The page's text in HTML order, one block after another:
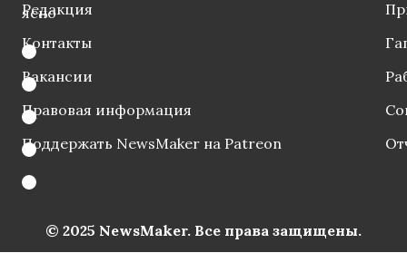
ясно
Редакция
Контакты
Вакансии
Правовая информация
Поддержать NewsMaker на Patreon
© 2025 NewsMaker. Все права защищены.